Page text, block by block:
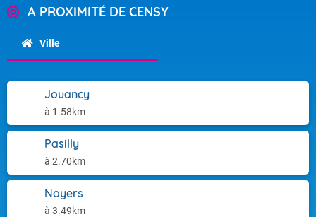
A PROXIMITÉ DE CENSY
Ville
Jouancy
à 1.58km
Pasilly
à 2.70km
Noyers
à 3.49km